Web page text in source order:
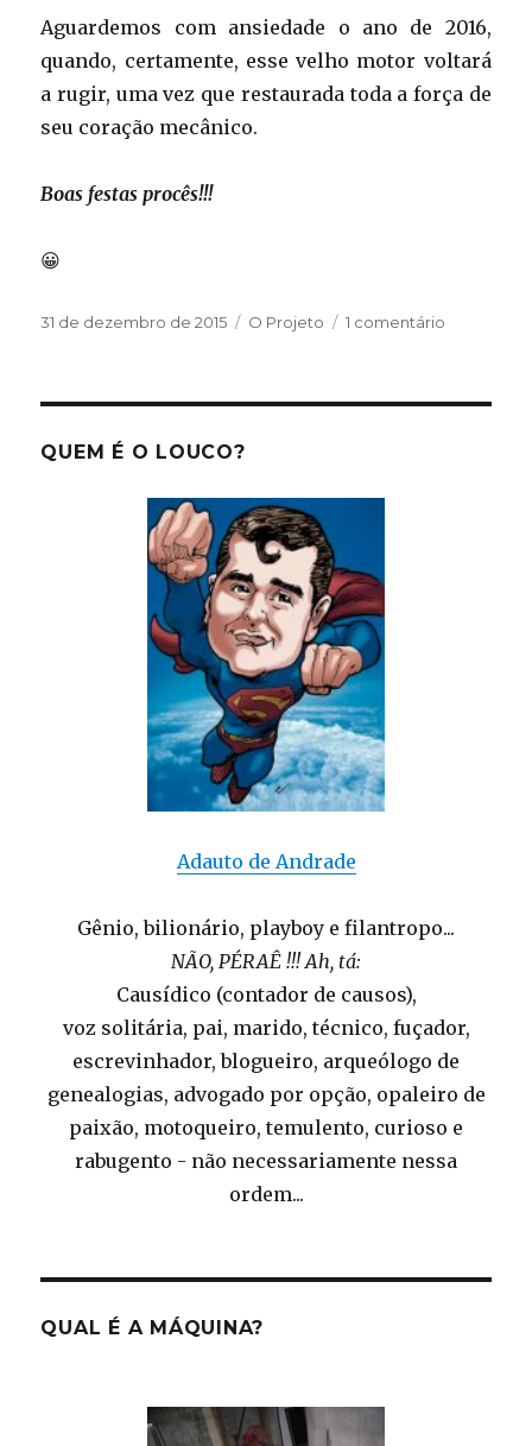
Aguardemos com ansiedade o ano de 2016,
quando, certamente, esse velho motor voltará
a rugir, uma vez que restaurada toda a força de
seu coração mecânico.
Boas festas procês!!!
😀
Publicado
31 de dezembro de 2015 Categorias
O Projeto 1 comentário
QUEM É O LOUCO?
Adauto de Andrade
Gênio, bilionário, playboy e filantropo...
NÃO, PÉRAÊ !!! Ah, tá:
Causídico (contador de causos),
voz solitária, pai, marido, técnico, fuçador,
escrevinhador, blogueiro, arqueólogo de
genealogias, advogado por opção, opaleiro de
paixão, motoqueiro, temulento, curioso e
rabugento - não necessariamente nessa
ordem...
QUAL É A MÁQUINA?